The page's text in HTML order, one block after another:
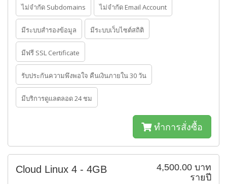
ไม่จำกัด Subdomains ไม่จำกัด Email Account
มีระบบสำรองข้อมูล มีระบบเว็บไซต์สถิติ
มีฟรี SSL Certificate
รับประกันความพึงพอใจ คืนเงินภายใน 30 วัน
มีบริการดูแลตลอด 24 ชม
ทำการสั่งซื้อ
4,500.00 บาท
รายปี
Cloud Linux 4 - 4GB